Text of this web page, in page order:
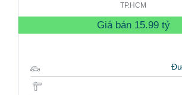
TP.HCM
Giá bán 15.99 tỷ